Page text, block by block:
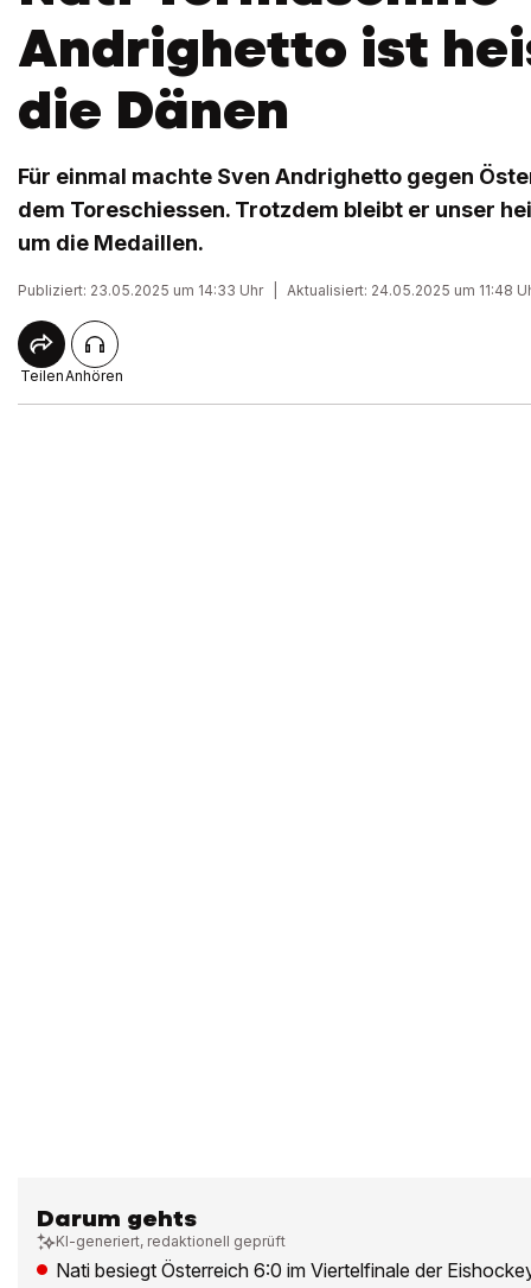
Andrighetto ist
die Dänen
Für einmal machte Sven Andrighetto gegen
dem Toreschiessen. Trotzdem bleibt er unser
um die Medaillen.
Publiziert: 23.05.2025 um 14:33 Uhr Aktualisiert: 24.05.2025 um 11:48
TeilenAnhören
Darum gehts
KI-generiert, redaktionell geprüft
Nati besiegt Österreich 6:0 im Viertelfinale der